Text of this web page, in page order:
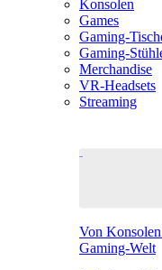
Konsolen
Games
Gaming-
Gaming-
Merchandise
VR-Headsets
Streaming
Von
Gaming-Welt